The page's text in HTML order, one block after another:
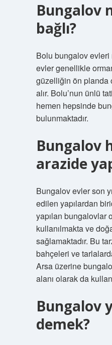
Bungalov
bağlı?
Bolu bungalov
evler genellikle
güzelliğin ön planda
alır. Bolu’nun ünlü
hemen hepsinde
bulunmaktadır.
Bungalov
arazide
Bungalov evler son
edilen yapılardan
yapılan bungalovlar
kullanılmakta ve
sağlamaktadır. Bu
bahçeleri ve
Arsa üzerine
alanı olarak da
Bungalov
demek?